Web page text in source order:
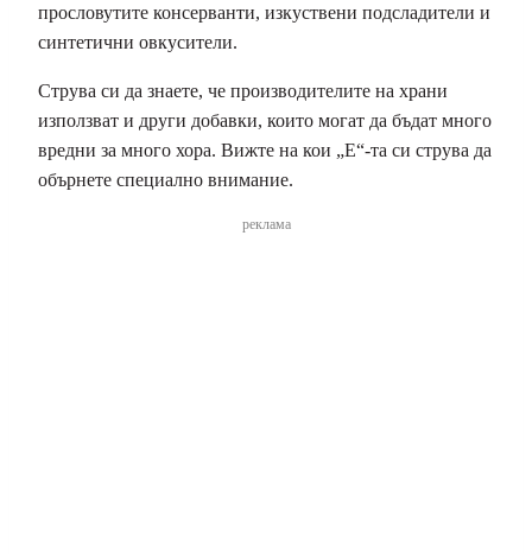
прословутите консерванти, изкуствени подсладители и
синтетични овкусители.
Струва си да знаете, че производителите на храни
използват и други добавки, които могат да бъдат много
вредни за много хора. Вижте на кои „Е“-та си струва да
обърнете специално внимание.
реклама